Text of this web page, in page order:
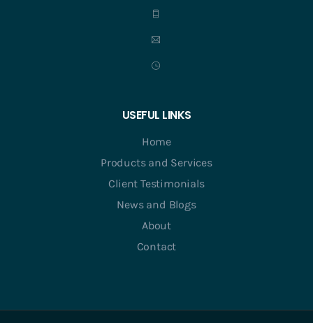
USEFUL LINKS
Home
Products and Services
Client Testimonials
News and Blogs
About
Contact